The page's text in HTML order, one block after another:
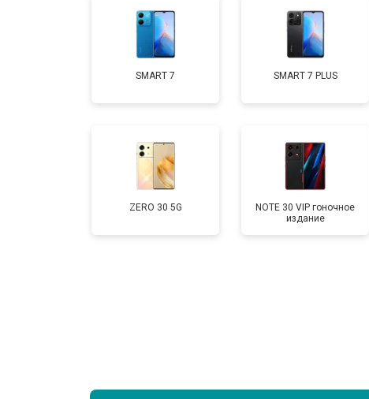
Замена аккумулятора
Замена кнопки включения
SMART 7 SMART 7 PLUS
ZERO 30 5G
NOTE 30 VIP гоночное
издание